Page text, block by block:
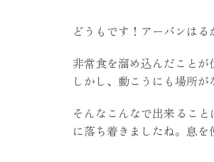
どうもです！アーバンは
非常食を溜め込んだこと
しかし、動こうにも場所
そんなこんなで出来るこ
に落ち着きましたね。息